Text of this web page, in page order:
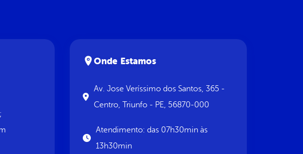
Onde Estamos
Av. Jose Veríssimo dos Santos, 365 -
Centro, Triunfo - PE, 56870-000
Atendimento: das 07h30min às
13h30min